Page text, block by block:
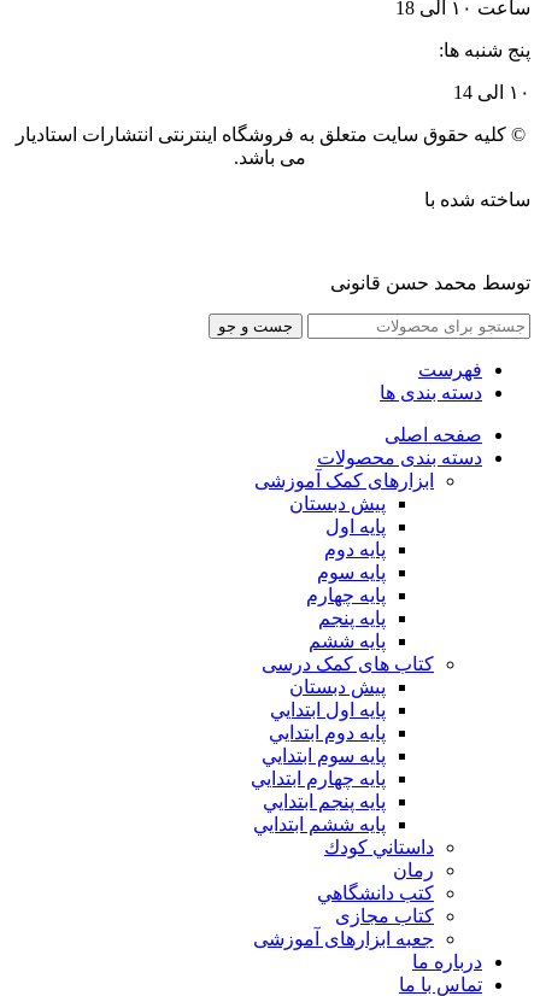
ساعت ۱۰ الی 18
پنج شنبه ها:
۱۰ الی 14
© کلیه حقوق سایت متعلق به فروشگاه اینترنتی انتشارات استادیار
می باشد.
ساخته شده با
توسط محمد حسن قانونی
جست و جو
فهرست
دسته بندی ها
صفحه اصلی
دسته بندی محصولات
ابزارهای کمک آموزشی
پیش دبستان
پایه اول
پایه دوم
پایه سوم
پایه چهارم
پايه پنجم
پایه ششم
کتاب های کمک درسی
پیش دبستان
پايه اول ابتدايي
پايه دوم ابتدايي
پايه سوم ابتدايي
پايه چهارم ابتدايي
پايه پنجم ابتدايي
پايه ششم ابتدايي
داستاني كودك
رمان
كتب دانشگاهي
کتاب مجازی
جعبه ابزارهای آموزشی
درباره ما
تماس با ما